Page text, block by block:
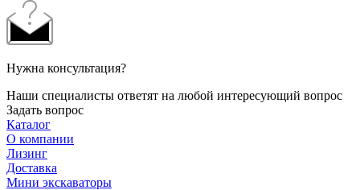
Нужна консультация?
Наши специалисты ответят на любой интересующий вопрос
Задать вопрос
Каталог
О компании
Лизинг
Доставка
Мини экскаваторы